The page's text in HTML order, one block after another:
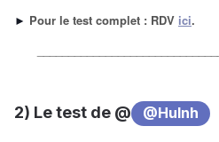
► Pour le test complet : RDV ici.
2) Le test de @ @Hulnh